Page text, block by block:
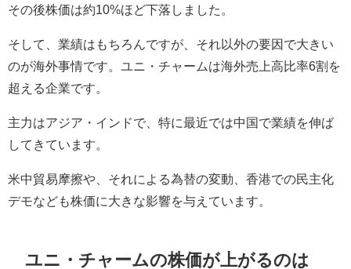
その後株価は約10%ほど下落しました。
そして、業績はもちろんですが、それ以外の要因で大きい
のが海外事情です。ユニ・チャームは海外売上高比率6割を
超える企業です。
主力はアジア・インドで、特に最近では中国で業績を伸ば
してきています。
米中貿易摩擦や、それによる為替の変動、香港での民主化
デモなども株価に大きな影響を与えています。
ユニ・チャームの株価が上がるのは